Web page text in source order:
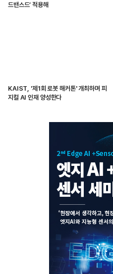
드밴스드’ 적용해
KAIST, '제1회 로봇 해커톤' 개최하며 피
지컬 AI 인재 양성한다